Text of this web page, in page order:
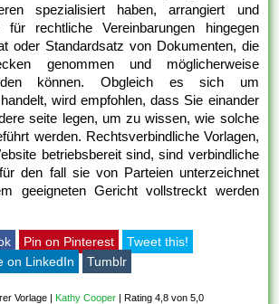
spezialisiert haben, arrangiert und
für rechtliche Vereinbarungen hingegen
oder Standardsatz von Dokumenten, die
genommen und möglicherweise
können. Obgleich es sich um
wird empfohlen, dass Sie einander
seite legen, um zu wissen, wie solche
werden. Rechtsverbindliche Vorlagen,
betriebsbereit sind, sind verbindliche
den fall sie von Parteien unterzeichnet
geeigneten Gericht vollstreckt werden
Pin on Pinterest
Tweet this!
on LinkedIn Tumblr
Vorlage | Kathy Cooper |Rating 4,8 von 5,0